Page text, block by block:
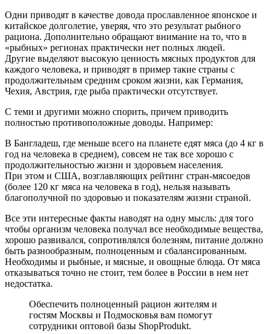
Одни приводят в качестве довода прославленное японское и
китайское долголетие, уверяя, что это результат рыбного
рациона. Дополнительно обращают внимание на то, что в
«рыбных» регионах практически нет полных людей.
Другие выделяют высокую ценность мясных продуктов для
каждого человека, и приводят в пример такие страны с
продолжительным средним сроком жизни, как Германия,
Чехия, Австрия, где рыба практически отсутствует.
С теми и другими можно спорить, причем приводить
полностью противоположные доводы. Например:
В Бангладеш, где меньше всего на планете едят мяса (до 4 кг в
год на человека в среднем), совсем не так все хорошо с
продолжительностью жизни и здоровьем населения.
При этом и США, возглавляющих рейтинг стран-мясоедов
(более 120 кг мяса на человека в год), нельзя называть
благополучной по здоровью и показателям жизни страной.
Все эти интересные факты наводят на одну мысль: для того
чтобы организм человека получал все необходимые вещества,
хорошо развивался, сопротивлялся болезням, питание должно
быть разнообразным, полноценным и сбалансированным.
Необходимы и рыбные, и мясные, и овощные блюда. От мяса
отказываться точно не стоит, тем более в России в нем нет
недостатка.
Обеспечить полноценный рацион жителям и
гостям Москвы и Подмосковья вам помогут
сотрудники оптовой базы ShopProdukt.